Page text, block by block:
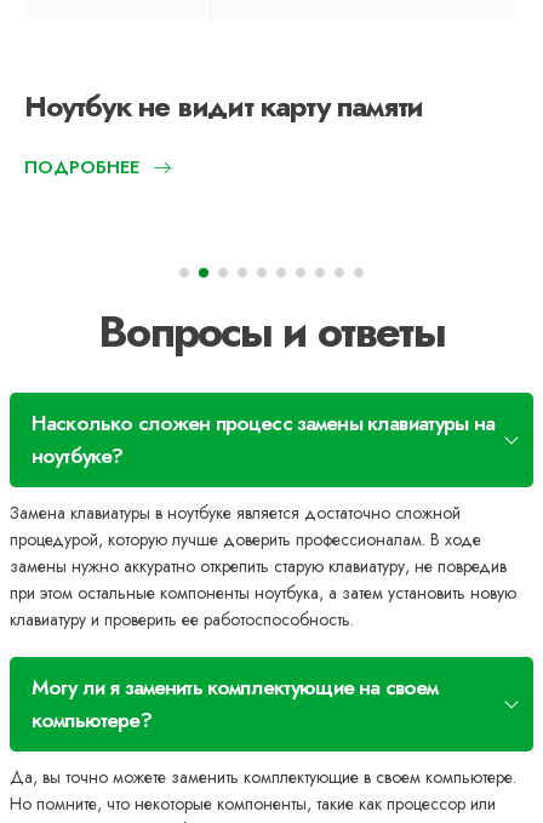
Ноутбук не видит карту памяти
ПОДРОБНЕЕ
Вопросы и ответы
Насколько сложен процесс замены клавиатуры на
ноутбуке?
Замена клавиатуры в ноутбуке является достаточно сложной
процедурой, которую лучше доверить профессионалам. В ходе
замены нужно аккуратно открепить старую клавиатуру, не повредив
при этом остальные компоненты ноутбука, а затем установить новую
клавиатуру и проверить ее работоспособность.
Могу ли я заменить комплектующие на своем
компьютере?
Да, вы точно можете заменить комплектующие в своем компьютере.
Но помните, что некоторые компоненты, такие как процессор или